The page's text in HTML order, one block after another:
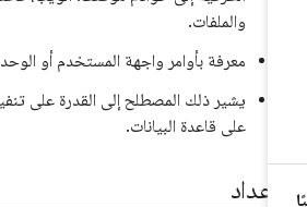
والملفات.
معرفة بأوامر واجهة المستخدم أو الوحدة
على قاعدة البيانات.